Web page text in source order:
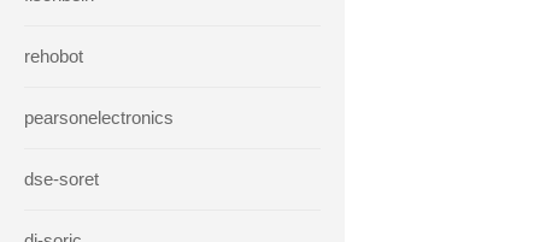
rehobot
pearsonelectronics
dse-soret